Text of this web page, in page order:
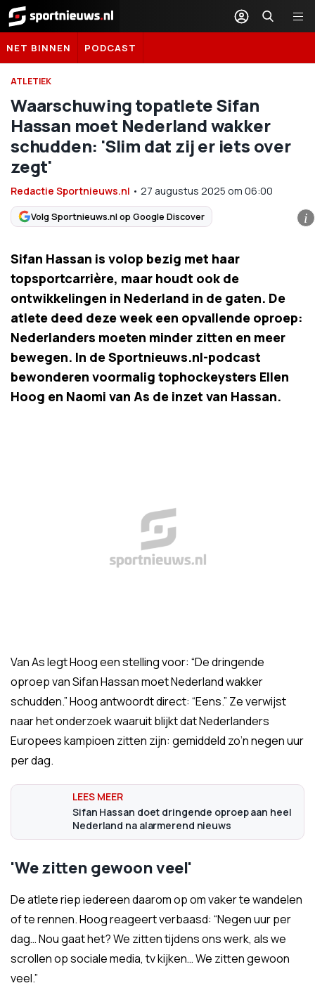
Sportnieuws.nl
NET BINNEN PODCAST
ATLETIEK
Waarschuwing topatlete Sifan
Hassan moet Nederland wakker
schudden: 'Slim dat zij er iets over
zegt'
Redactie Sportnieuws.nl • 27 augustus 2025 om 06:00
Volg Sportnieuws.nl op Google Discover i
Sifan Hassan is volop bezig met haar
topsportcarrière, maar houdt ook de
ontwikkelingen in Nederland in de gaten. De
atlete deed deze week een opvallende oproep:
Nederlanders moeten minder zitten en meer
bewegen. In de Sportnieuws.nl-podcast
bewonderen voormalig tophockeysters Ellen
Hoog en Naomi van As de inzet van Hassan.
Van As legt Hoog een stelling voor: “De dringende
oproep van Sifan Hassan moet Nederland wakker
schudden.” Hoog antwoordt direct: “Eens.” Ze verwijst
naar het onderzoek waaruit blijkt dat Nederlanders
Europees kampioen zitten zijn: gemiddeld zo’n negen uur
per dag.
Sifan Hassan doet dringende oproep aan heel
Nederland na alarmerend nieuws
'We zitten gewoon veel'
De atlete riep iedereen daarom op om vaker te wandelen
of te rennen. Hoog reageert verbaasd: “Negen uur per
dag… Nou gaat het? We zitten tijdens ons werk, als we
scrollen op sociale media, tv kijken… We zitten gewoon
veel.”